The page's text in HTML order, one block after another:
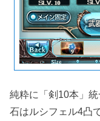
純粋に「剣10本」
石はルシフェル4凸